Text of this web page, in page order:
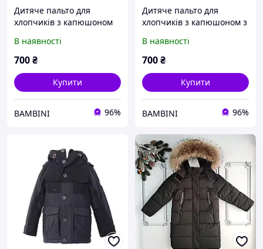
Дитяче пальто для
хлопчиків з капюшоном
Сірий, Для хлопчиків,
Весна Осінь, 116
В наявності
700₴
Купити
BAMBINI 96%
Дитяче пальто для
хлопчиків з капюшоном з
Для хлопчиків, Весна
Осінь, 116
В наявності
700₴
Купити
BAMBINI 96%